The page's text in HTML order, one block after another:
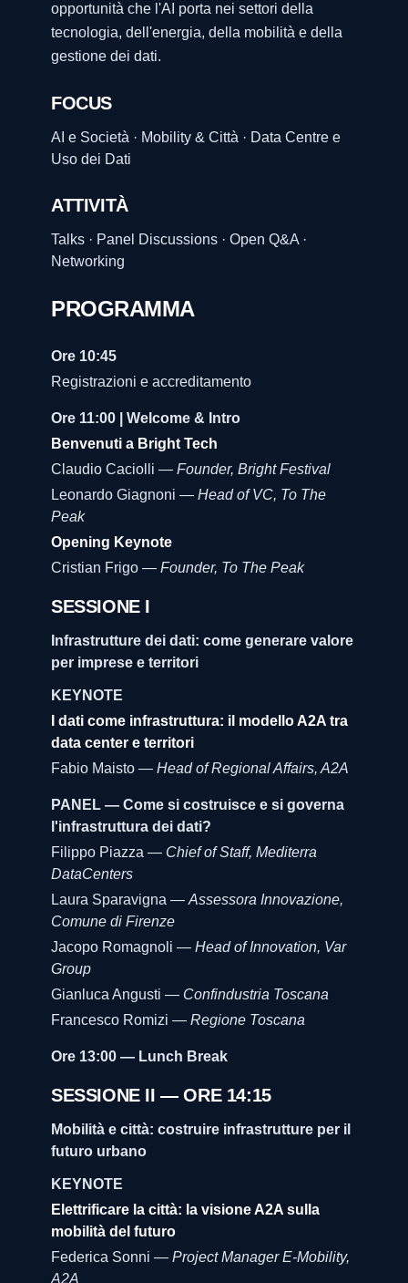
opportunità che l'AI porta nei settori della
tecnologia, dell'energia, della mobilità e della
gestione dei dati.
FOCUS
AI e Società · Mobility & Città · Data Centre e
Uso dei Dati
ATTIVITÀ
Talks · Panel Discussions · Open Q&A ·
Networking
PROGRAMMA
Ore 10:45
Registrazioni e accreditamento
Ore 11:00 | Welcome & Intro
Benvenuti a Bright Tech
Claudio Caciolli — Founder, Bright Festival
Leonardo Giagnoni — Head of VC, To The
Peak
Opening Keynote
Cristian Frigo — Founder, To The Peak
SESSIONE I
Infrastrutture dei dati: come generare valore
per imprese e territori
KEYNOTE
I dati come infrastruttura: il modello A2A tra
data center e territori
Fabio Maisto — Head of Regional Affairs, A2A
PANEL — Come si costruisce e si governa
l'infrastruttura dei dati?
Filippo Piazza — Chief of Staff, Mediterra
DataCenters
Laura Sparavigna — Assessora Innovazione,
Comune di Firenze
Jacopo Romagnoli — Head of Innovation, Var
Group
Gianluca Angusti — Confindustria Toscana
Francesco Romizi — Regione Toscana
Ore 13:00 — Lunch Break
SESSIONE II — ORE 14:15
Mobilità e città: costruire infrastrutture per il
futuro urbano
KEYNOTE
Elettrificare la città: la visione A2A sulla
mobilità del futuro
Federica Sonni — Project Manager E-Mobility,
A2A